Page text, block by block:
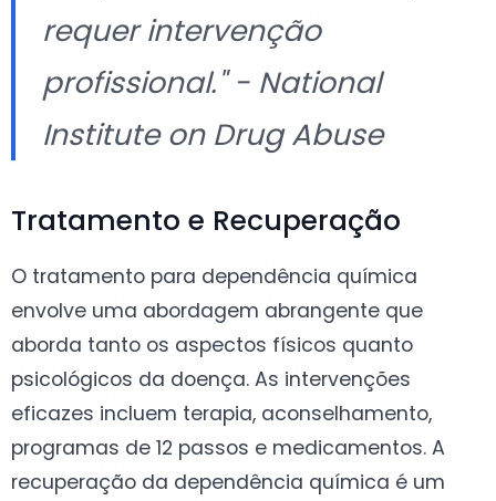
requer intervenção
profissional." - National
Institute on Drug Abuse
Tratamento e Recuperação
O tratamento para dependência química
envolve uma abordagem abrangente que
aborda tanto os aspectos físicos quanto
psicológicos da doença. As intervenções
eficazes incluem terapia, aconselhamento,
programas de 12 passos e medicamentos. A
recuperação da dependência química é um